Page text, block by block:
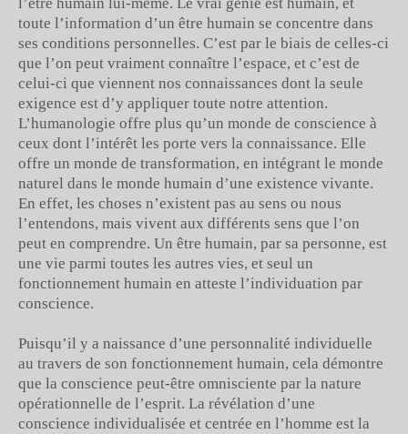
toute l’information d’un être humain se concentre dans
ses conditions personnelles. C’est par le biais de celles-ci
que l’on peut vraiment connaître l’espace, et c’est de
celui-ci que viennent nos connaissances dont la seule
exigence est d’y appliquer toute notre attention.
L’humanologie offre plus qu’un monde de conscience à
ceux dont l’intérêt les porte vers la connaissance. Elle
offre un monde de transformation, en intégrant le monde
naturel dans le monde humain d’une existence vivante.
En effet, les choses n’existent pas au sens ou nous
l’entendons, mais vivent aux différents sens que l’on
peut en comprendre. Un être humain, par sa personne, est
une vie parmi toutes les autres vies, et seul un
fonctionnement humain en atteste l’individuation par
conscience.
Puisqu’il y a naissance d’une personnalité individuelle
au travers de son fonctionnement humain, cela démontre
que la conscience peut-être omnisciente par la nature
opérationnelle de l’esprit. La révélation d’une
conscience individualisée et centrée en l’homme est la